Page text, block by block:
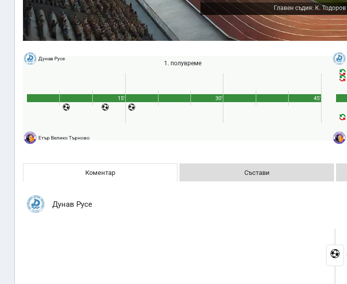
Главен съдия: К. Тодоров
Дунав Русе
1. полувреме
Етър Велико Търново
45'
15' 30'
Коментар Състави
Дунав Русе